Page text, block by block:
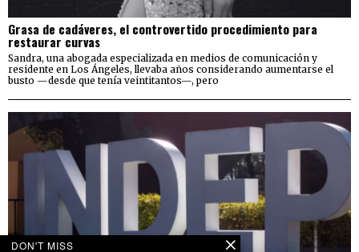
Grasa de cadáveres, el controvertido procedimiento para
restaurar curvas
Sandra, una abogada especializada en medios de comunicación y
residente en Los Ángeles, llevaba años considerando aumentarse el
busto —desde que tenía veintitantos—, pero
DON'T MISS